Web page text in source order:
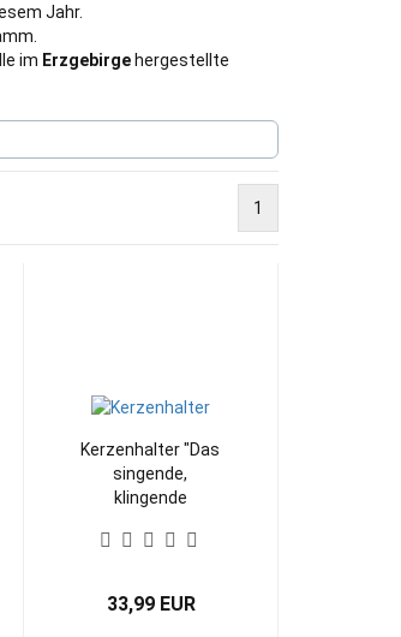
Jahr.
im Erzgebirge hergestellte
1
Kerzenhalter "Das
singende,
klingende
märchenhafte
Teelichte
33,99 EUR